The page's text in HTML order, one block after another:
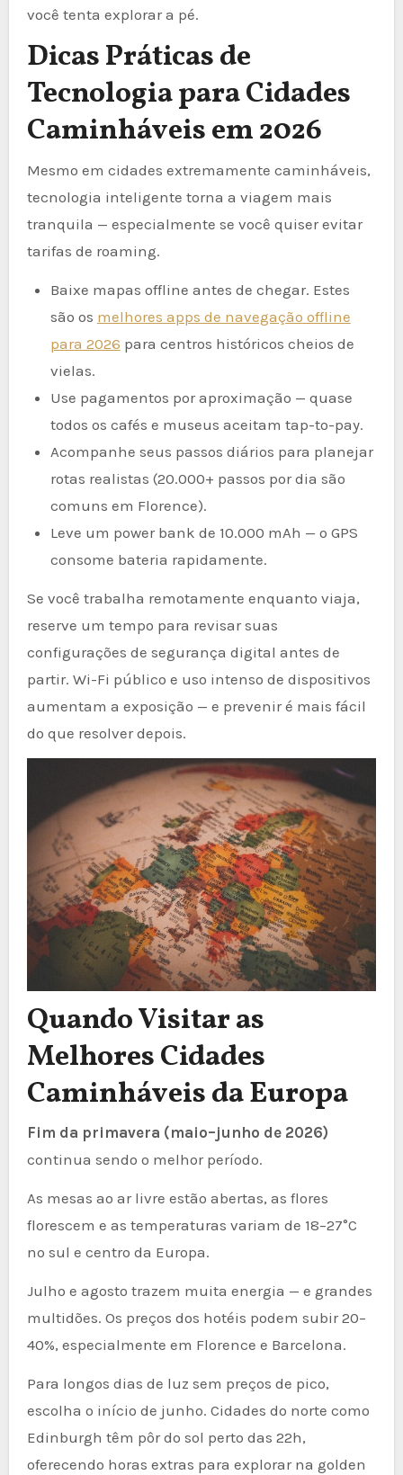
você tenta explorar a pé.
Dicas Práticas de
Tecnologia para Cidades
Caminháveis em 2026
Mesmo em cidades extremamente caminháveis,
tecnologia inteligente torna a viagem mais
tranquila — especialmente se você quiser evitar
tarifas de roaming.
Baixe mapas offline antes de chegar. Estes
são os melhores apps de navegação offline
para 2026 para centros históricos cheios de
vielas.
Use pagamentos por aproximação — quase
todos os cafés e museus aceitam tap-to-pay.
Acompanhe seus passos diários para planejar
rotas realistas (20.000+ passos por dia são
comuns em Florence).
Leve um power bank de 10.000 mAh — o GPS
consome bateria rapidamente.
Se você trabalha remotamente enquanto viaja,
reserve um tempo para revisar suas
configurações de segurança digital antes de
partir. Wi-Fi público e uso intenso de dispositivos
aumentam a exposição — e prevenir é mais fácil
do que resolver depois.
Quando Visitar as
Melhores Cidades
Caminháveis da Europa
Fim da primavera (maio–junho de 2026)
continua sendo o melhor período.
As mesas ao ar livre estão abertas, as flores
florescem e as temperaturas variam de 18–27°C
no sul e centro da Europa.
Julho e agosto trazem muita energia — e grandes
multidões. Os preços dos hotéis podem subir 20–
40%, especialmente em Florence e Barcelona.
Para longos dias de luz sem preços de pico,
escolha o início de junho. Cidades do norte como
Edinburgh têm pôr do sol perto das 22h,
oferecendo horas extras para explorar na golden